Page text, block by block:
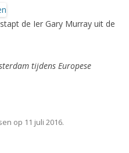
de Ier Gary Murray uit de
tijdens Europese
op 11 juli 2016.